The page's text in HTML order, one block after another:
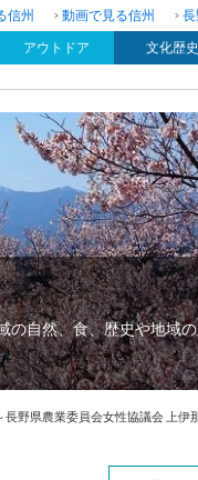
信州 動画で見る信州
アウトドア 文化歴史
の自然、食、歴史や地域
県農業委員会女性協議会 上伊